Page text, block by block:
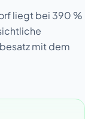
liegt bei 390 %
mit dem